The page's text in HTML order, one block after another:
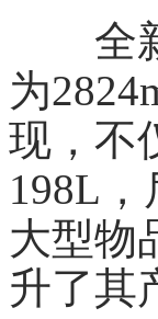
全新
为
现，不
198L
大型物
升了其